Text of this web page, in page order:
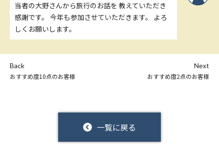
当者の大野さんから旅行のお話を 教えていただき
感謝です。 今年も参加させていただきます。 よろ
しくお願いします。
Back
おすすめ度10点のお客様
一覧に戻る
Next
おすすめ度2点のお客様